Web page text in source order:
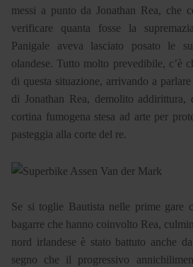
messi a punto da Jonathan Rea, che
verificare quanta fosse la
Panigale aveva lasciato posato le
olandese. Tutto molto prevedibile, c’è
di questa situazione, arrivando a
di Jonathan Rea, demolito addirittura,
cortina fumogena stesa ad arte per
pasteggia alla corte del re.
Se si toglie Bautista nelle prime gare
bagarre che hanno coinvolto Rea,
nord irlandese è stato battuto anche
segno che il progressivo